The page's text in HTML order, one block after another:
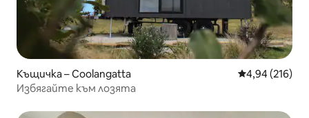
Къщичка – Coolangatta Средна
4,94 (216)
Избягайте към лозята